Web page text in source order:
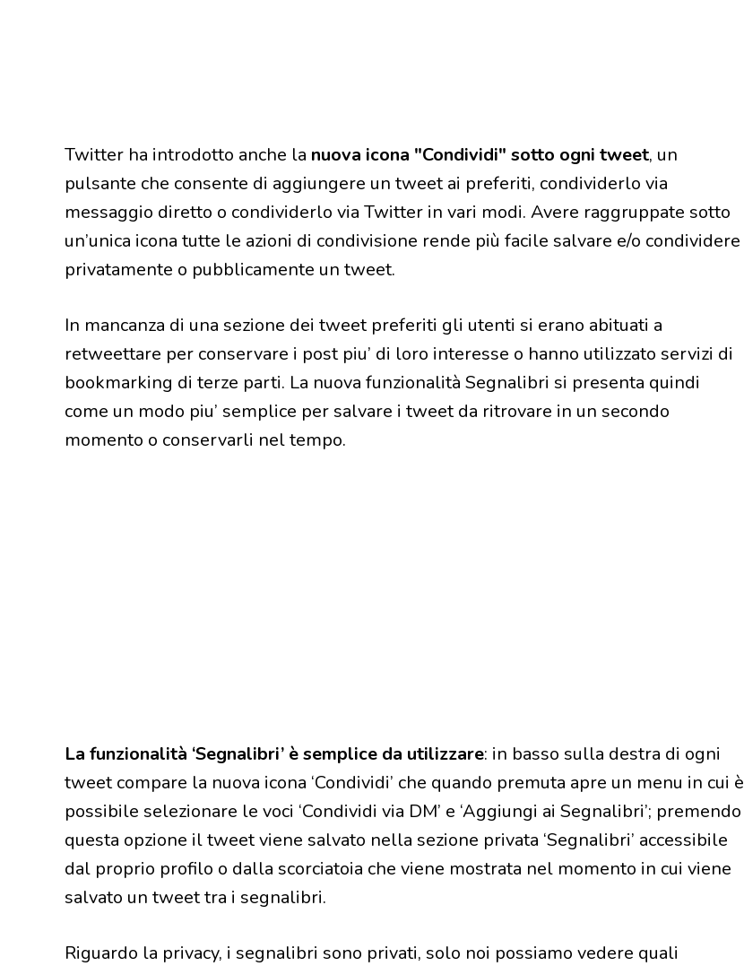
Twitter ha introdotto anche la nuova icona "Condividi" sotto ogni tweet, un
pulsante che consente di aggiungere un tweet ai preferiti, condividerlo via
messaggio diretto o condividerlo via Twitter in vari modi. Avere raggruppate sotto
un’unica icona tutte le azioni di condivisione rende più facile salvare e/o condividere
privatamente o pubblicamente un tweet.
In mancanza di una sezione dei tweet preferiti gli utenti si erano abituati a
retweettare per conservare i post piu’ di loro interesse o hanno utilizzato servizi di
bookmarking di terze parti. La nuova funzionalità Segnalibri si presenta quindi
come un modo piu’ semplice per salvare i tweet da ritrovare in un secondo
momento o conservarli nel tempo.
La funzionalità ‘Segnalibri’ è semplice da utilizzare: in basso sulla destra di ogni
tweet compare la nuova icona ‘Condividi’ che quando premuta apre un menu in cui è
possibile selezionare le voci ‘Condividi via DM’ e ‘Aggiungi ai Segnalibri’; premendo
questa opzione il tweet viene salvato nella sezione privata ‘Segnalibri’ accessibile
dal proprio profilo o dalla scorciatoia che viene mostrata nel momento in cui viene
salvato un tweet tra i segnalibri.
Riguardo la privacy, i segnalibri sono privati, solo noi possiamo vedere quali